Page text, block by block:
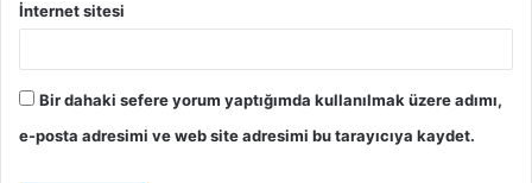
İnternet sitesi
Bir dahaki sefere yorum yaptığımda kullanılmak üzere adımı,
e-posta adresimi ve web site adresimi bu tarayıcıya kaydet.